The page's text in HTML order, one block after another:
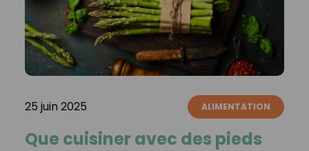
25 juin 2025 ALIMENTATION
Que cuisiner avec des pieds